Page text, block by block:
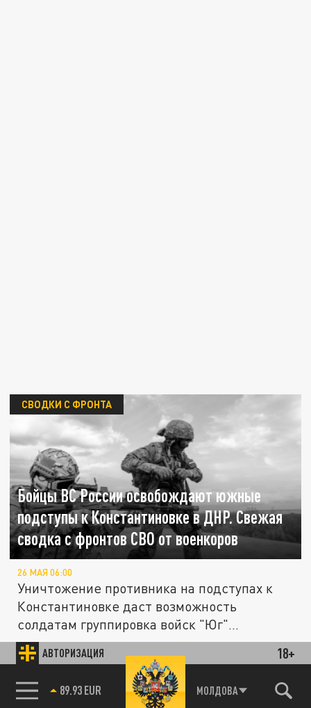
АВТОРИЗАЦИЯ 18+
85.64 BRENT МОЛДОВА
Бойцы ВС России освобождают южные
подступы к Константиновке в ДНР. Свежая
сводка с фронтов СВО от военкоров
СВОДКИ С ФРОНТА
26 МАЯ 06:00
Уничтожение противника на подступах к
Константиновке даст возможность
солдатам группировка войск "Юг"...